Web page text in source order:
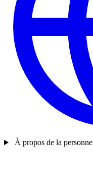
À propos de la personne